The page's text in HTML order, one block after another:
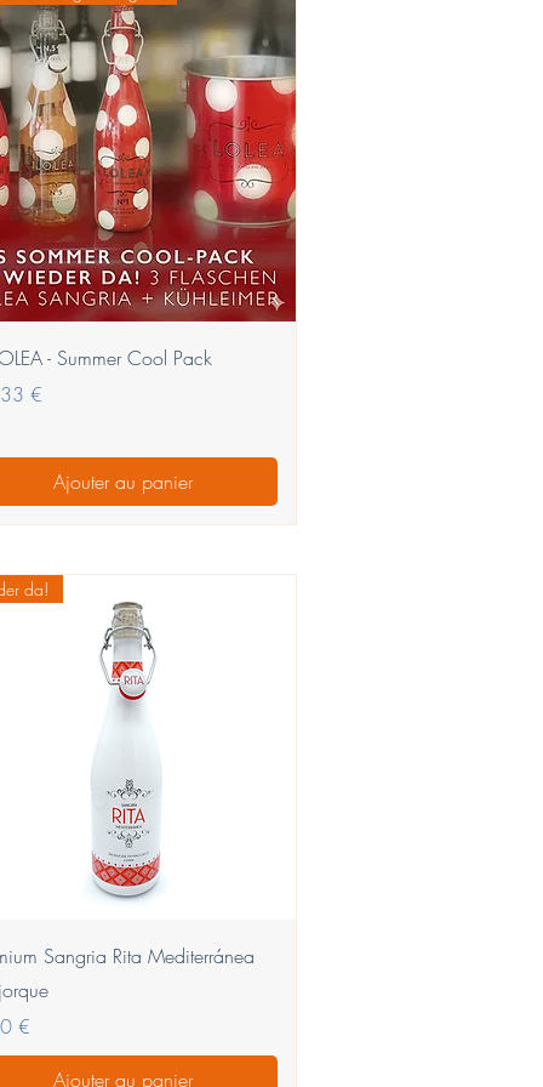
Aperçu rapide
- Summer Cool Pack
€
Ajouter au panier
Aperçu rapide
da!
Sangria Rita Mediterránea
€
Ajouter au panier